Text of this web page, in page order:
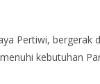
Pertiwi, bergerak
kebutuhan